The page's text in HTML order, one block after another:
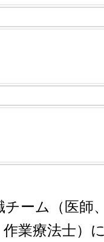
ーム（医師
業療法士）